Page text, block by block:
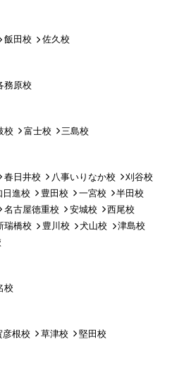
飯田校 佐久校
務原校
校 富士校 三島校
春日井校 八事いりなか校
刈谷校
日進校 豊田校 一宮校
半田校
名古屋徳重校 安城校
西尾校
瑞橋校 豊川校 犬山校
津島校
校
彦根校 草津校 堅田校